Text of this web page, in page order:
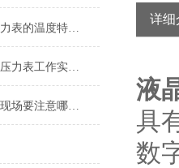
不锈钢耐震隔膜压力表的温度特性和耐蚀性都是我们需要了解清楚的
感应式防爆电接点压力表工作实现的控制目的
不锈钢差压表安装现场要注意哪些常规的知识
详细
液
具
数